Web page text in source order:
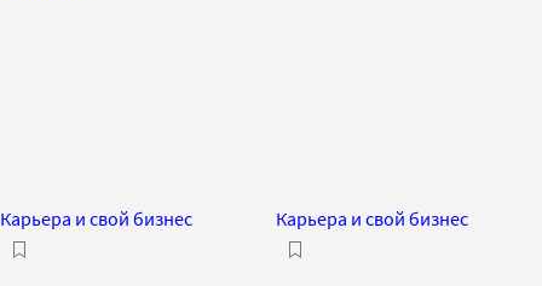
Карьера и свой бизнес Карьера и свой бизнес